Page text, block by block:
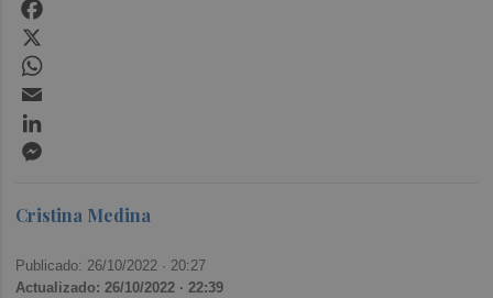
Cristina Medina
Publicado: 26/10/2022 · 20:27
Actualizado: 26/10/2022 · 22:39